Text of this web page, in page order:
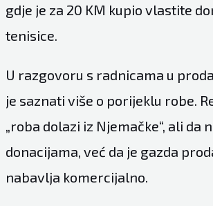
gdje je za 20 KM kupio vlastite
tenisice.
U razgovoru s radnicama u
je saznati više o porijeklu robe.
„roba dolazi iz Njemačke“, ali da
donacijama, već da je gazda
nabavlja komercijalno.